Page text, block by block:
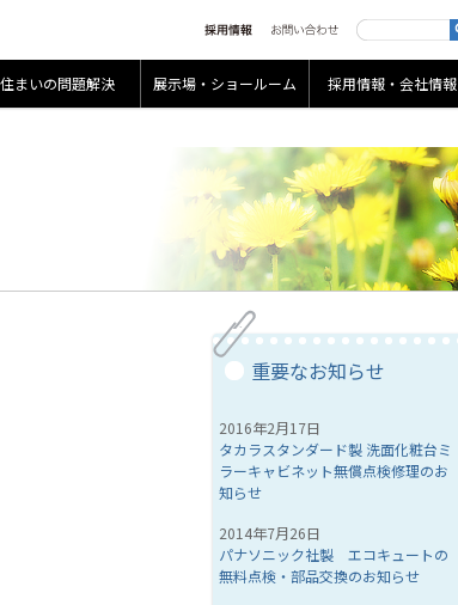
住まいの問題解決 展示場・ショールーム 採用情報・会社情報
重要なお知らせ
2016年2月17日
タカラスタンダード製 洗面化粧台ミ
ラーキャビネット無償点検修理のお
知らせ
2014年7月26日
パナソニック社製 エコキュートの
無料点検・部品交換のお知らせ